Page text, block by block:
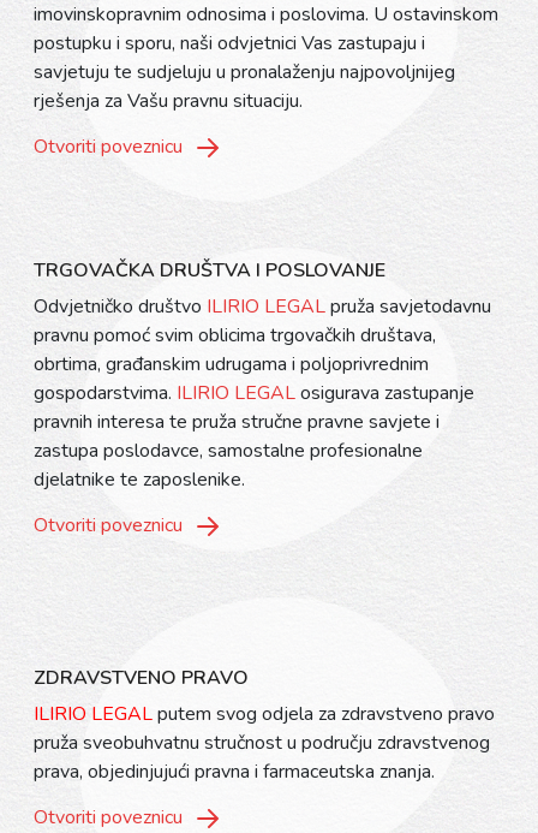
imovinskopravnim odnosima i poslovima. U ostavinskom
postupku i sporu, naši odvjetnici Vas zastupaju i
savjetuju te sudjeluju u pronalaženju najpovoljnijeg
rješenja za Vašu pravnu situaciju.
Otvoriti poveznicu
TRGOVAČKA DRUŠTVA I POSLOVANJE
Odvjetničko društvo ILIRIO LEGALpruža savjetodavnu
pravnu pomoć svim oblicima trgovačkih društava,
obrtima, građanskim udrugama i poljoprivrednim
gospodarstvima. ILIRIO LEGALosigurava zastupanje
pravnih interesa te pruža stručne pravne savjete i
zastupa poslodavce, samostalne profesionalne
djelatnike te zaposlenike.
Otvoriti poveznicu
ZDRAVSTVENO PRAVO
ILIRIO LEGALputem svog odjela za zdravstveno pravo
pruža sveobuhvatnu stručnost u području zdravstvenog
prava, objedinjujući pravna i farmaceutska znanja.
Otvoriti poveznicu